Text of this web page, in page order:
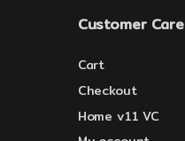
Customer Care
Cart
Checkout
Home v11 VC